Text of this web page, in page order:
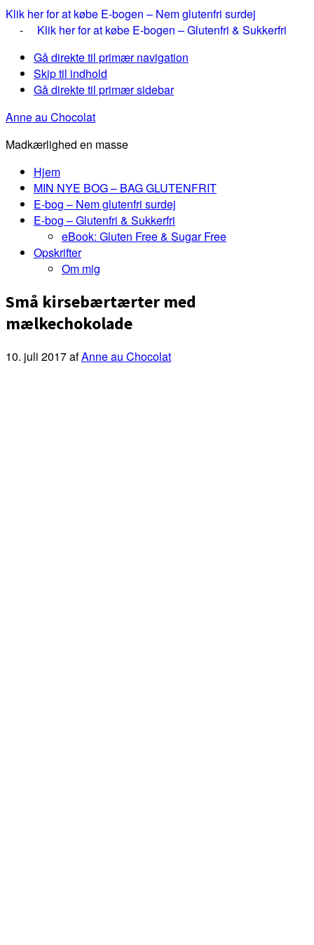
Klik her for at købe E-bogen – Nem glutenfri surdej
- Klik her for at købe E-bogen – Glutenfri & Sukkerfri
Gå direkte til primær navigation
Skip til indhold
Gå direkte til primær sidebar
Anne au Chocolat
Madkærlighed en masse
Hjem
MIN NYE BOG – BAG GLUTENFRIT
E-bog – Nem glutenfri surdej
E-bog – Glutenfri & Sukkerfri
eBook: Gluten Free & Sugar Free
Opskrifter
Om mig
Små kirsebærtærter med
mælkechokolade
10. juli 2017afAnne au Chocolat